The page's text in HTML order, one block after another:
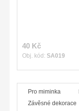
40 Kč
Obj. kód: SA019
Pro miminka
Závěsné dekorace